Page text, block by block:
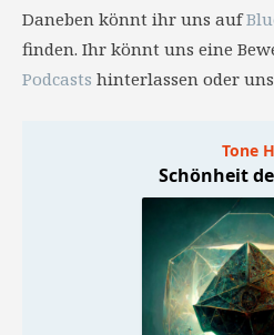
Daneben könnt ihr uns auf
finden. Ihr könnt uns eine
Podcasts hinterlassen oder